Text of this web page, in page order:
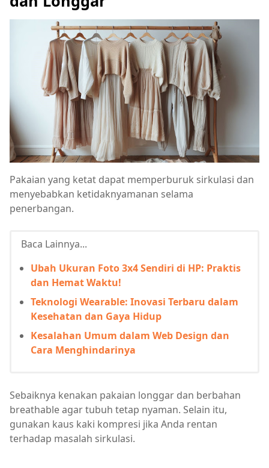
Pakaian yang ketat dapat memperburuk sirkulasi dan
menyebabkan ketidaknyamanan selama
penerbangan.
Baca Lainnya...
Ubah Ukuran Foto 3x4 Sendiri di HP: Praktis
dan Hemat Waktu!
Teknologi Wearable: Inovasi Terbaru dalam
Kesehatan dan Gaya Hidup
Kesalahan Umum dalam Web Design dan
Cara Menghindarinya
Sebaiknya kenakan pakaian longgar dan berbahan
breathable agar tubuh tetap nyaman. Selain itu,
gunakan kaus kaki kompresi jika Anda rentan
terhadap masalah sirkulasi.